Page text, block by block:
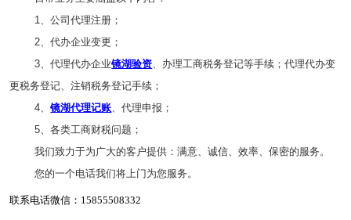
1、公司代理注册；
2、代办企业变更；
3、代理代办企业镜湖验资、办理工商税务登记等手续；代理代办变
更税务登记、注销税务登记手续；
4、镜湖代理记账、代理申报；
5、各类工商财税问题；
我们致力于为广大的客户提供：满意、诚信、效率、保密的服务。
您的一个电话我们将上门为您服务。
联系电话微信：15855508332